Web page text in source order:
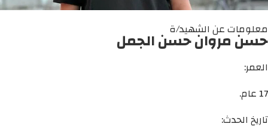
معلومات عن الشهيد/ة
حسن مروان حسن الجمل
العمر:
17 عام.
تاريخ الحدث: